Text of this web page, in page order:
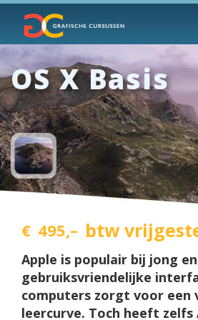
OS X Basis
€ 495,– btw
Apple is populair bij jong
gebruiksvriendelijke
computers zorgt voor een
leercurve. Toch heeft zelfs